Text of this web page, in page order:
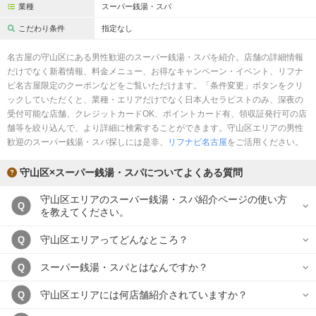
キャッシュレス決済OK
2名様歓迎
完全個室 半個室あり
ペアルームあり シャワー室完備
フットバスあり 岩盤浴あり
専用駐車場あり 有資格者在籍
日本人スタッフのみ 女性スタッフのみ
スタッフ指名可 Ｗセラピスト
こだわり条件を変更
閉じる
業種 スーパー銭湯・スパ
こだわり条件 指定なし
名古屋の守山区にある男性歓迎のスーパー銭湯・スパを紹介。店舗の詳細情報
だけでなく新着情報、料金メニュー、お得なキャンペーン・イベント、リフナ
ビ名古屋限定のクーポンなどをご覧いただけます。「条件変更」ボタンをクリ
ックしていただくと、業種・エリアだけでなく日本人セラピストのみ、深夜の
受付可能な店舗、クレジットカードOK、ポイントカード有、領収証発行可の店
舗等を絞り込んで、より詳細に検索することができます。守山区エリアの男性
歓迎のスーパー銭湯・スパ探しには是非、
リフナビ名古屋をご活用ください。
守山区×スーパー銭湯・スパについてよくある質問
Q
守山区エリアのスーパー銭湯・スパ紹介ページの使い方
を教えてください。
Q 守山区エリアってどんなところ？
Q スーパー銭湯・スパとはなんですか？
Q 守山区エリアには何店舗紹介されていますか？